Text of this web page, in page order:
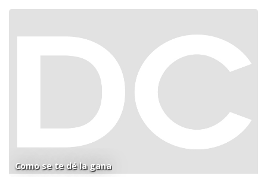
Como se te dé la gana